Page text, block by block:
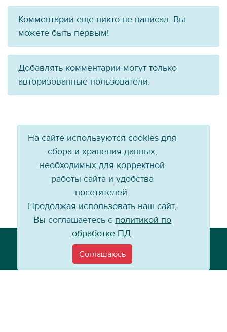
Комментарии еще никто не написал. Вы
можете быть первым!
Добавлять комментарии могут только
авторизованные пользователи.
Email:info@baikal-energy.ru
На сайте используются cookies для
сбора и хранения данных,
необходимых для корректной
работы сайта и удобства
посетителей.
Продолжая использовать наш сайт,
Вы соглашаетесь с политикой по
обработке ПД.
Соглашаюсь